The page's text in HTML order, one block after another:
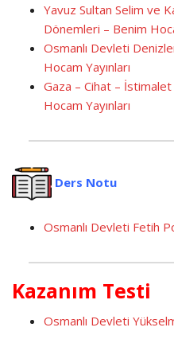
Yavuz Sultan Selim ve
Dönemleri – Benim
Osmanlı Devleti
Hocam Yayınları
Gaza – Cihat –
Hocam Yayınları
Ders Notu
Osmanlı Devleti Fetih
Kazanım Testi
Osmanlı Devleti